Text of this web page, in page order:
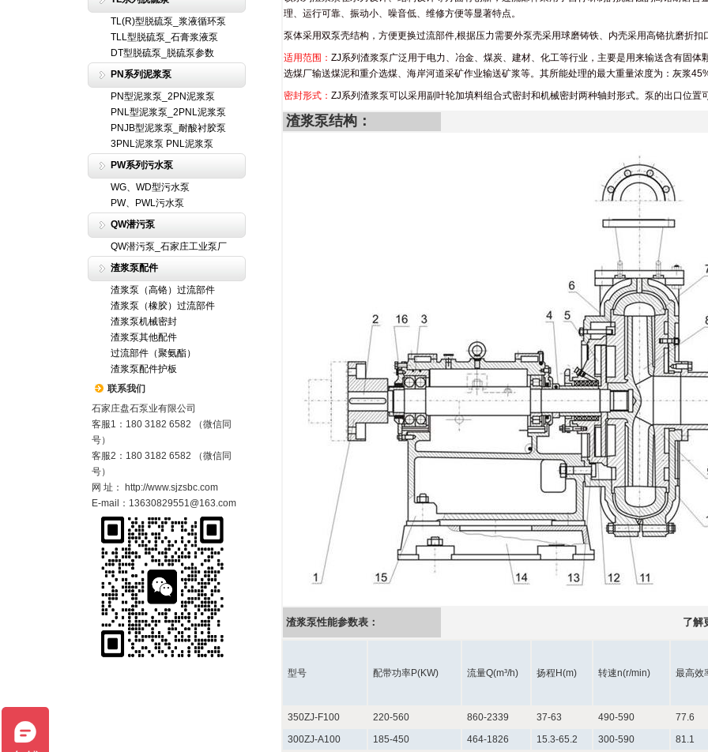
TL(R)型脱硫泵_浆液循环泵
TLL型脱硫泵_石膏浆液泵
DT型脱硫泵_脱硫泵参数
PN系列泥浆泵
PN型泥浆泵_2PN泥浆泵
PNL型泥浆泵_2PNL泥浆泵
PNJB型泥浆泵_耐酸衬胶泵
3PNL泥浆泵 PNL泥浆泵
PW系列污水泵
WG、WD型污水泵
PW、PWL污水泵
QW潜污泵
QW潜污泵_石家庄工业泵厂
渣浆泵配件
渣浆泵（高铬）过流部件
渣浆泵（橡胶）过流部件
渣浆泵机械密封
渣浆泵其他配件
过流部件（聚氨酯）
渣浆泵配件护板
联系我们
石家庄盘石泵业有限公司
客服1：180 3182 6582 （微信同
号）
客服2：180 3182 6582 （微信同
号）
网 址： http://www.sjzsbc.com
E-mail：13630829551@163.com
理、运行可靠、振动小、噪音低、维修方便等显著特点。
泵体采用双泵壳结构，方便更换过流部件,根据压力需要外泵壳采用球磨铸铁、内壳采用高铬抗磨折扣
适用范围： ZJ系列渣浆泵广泛用于电力、冶金、煤炭、建材、化工等行业，主要是用来输送含有固
选煤厂输送煤泥和重介选煤、海岸河道采矿作业输送矿浆等。其所能处理的最大重量浓度为：灰浆
密封形式： ZJ系列渣浆泵可以采用副叶轮加填料组合式密封和机械密封两种轴封形式。泵的出口位
渣浆泵结构：
渣浆泵性能参数表： 了解
型号 配带功率P(KW) 流量Q(m³/h) 扬程H(m) 转速n(r/min) 最高效
350ZJ-F100 220-560 860-2339 37-63 490-590
77.6
300ZJ-A100
185-450 464-1826 15.3-65.2 300-590 81.1